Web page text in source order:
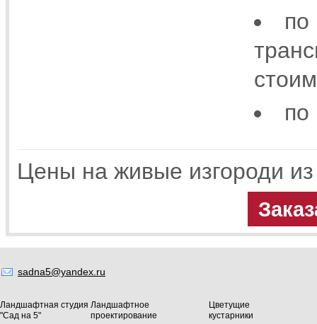
по
по
Цены на живые изгороди
sadna5@yandex.ru
Ландшафтная студия
"Сад на 5"
Ландшафтное
проектирование
Цветущие
кустарники